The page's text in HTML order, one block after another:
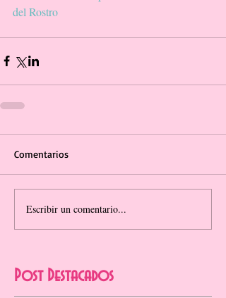
del Rostro
Comentarios
Escribir un comentario...
Post Destacados